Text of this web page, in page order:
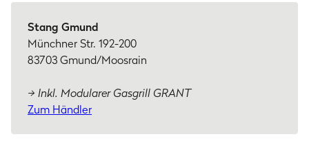
Stang Gmund
Münchner Str. 192-200
83703 Gmund/Moosrain
→ Inkl. Modularer Gasgrill GRANT
Zum Händler